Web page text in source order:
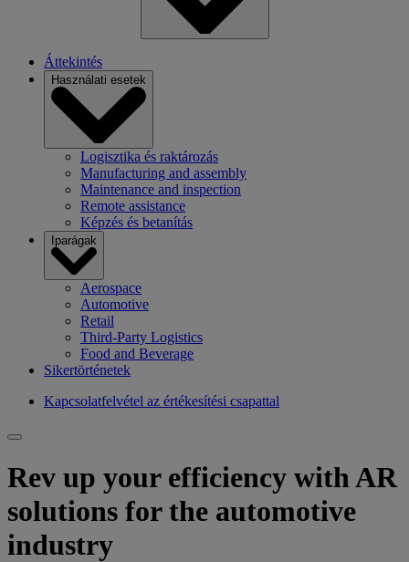
Áttekintés
Használati esetek
Logisztika és raktározás
Manufacturing and assembly
Maintenance and inspection
Remote assistance
Képzés és betanítás
Iparágak
Aerospace
Automotive
Retail
Third-Party Logistics
Food and Beverage
Sikertörténetek
Kapcsolatfelvétel az értékesítési csapattal
Rev up your efficiency with AR
solutions for the automotive
industry